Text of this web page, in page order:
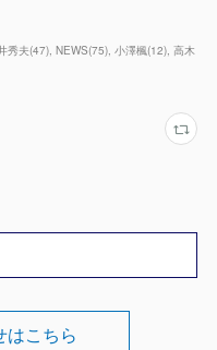
秀夫(47) NEWS(75) 小澤楓(12) 高木
はこちら